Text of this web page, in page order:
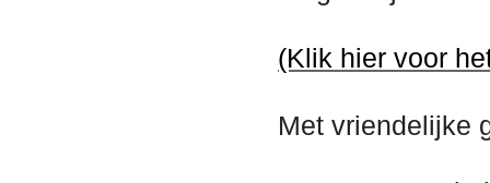
(Klik hier voor
Met vriendelijke